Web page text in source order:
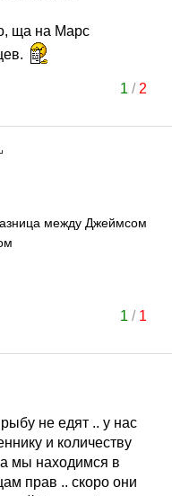
ща на Марс
1 / 2
между Джеймсом
1 / 1
не едят .. у нас
и количеству
мы находимся в
прав .. скоро они